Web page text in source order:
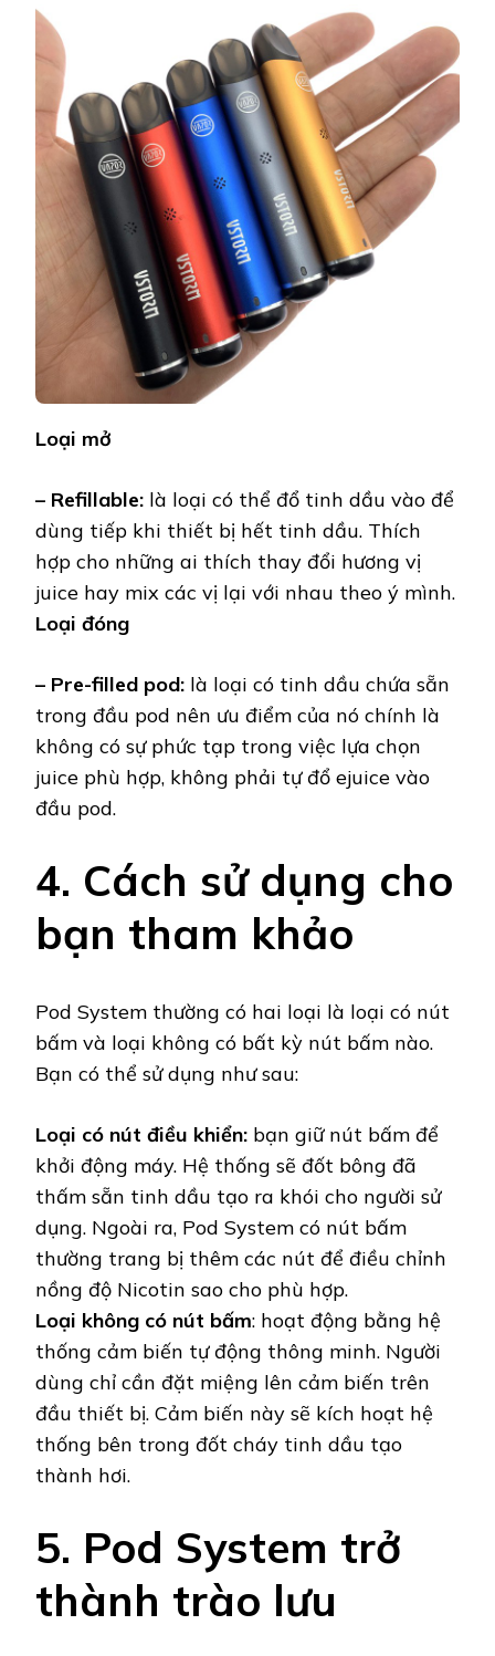
Loại mở
– Refillable: là loại có thể đổ tinh dầu vào để
dùng tiếp khi thiết bị hết tinh dầu. Thích
hợp cho những ai thích thay đổi hương vị
juice hay mix các vị lại với nhau theo ý mình.
Loại đóng
– Pre-filled pod: là loại có tinh dầu chứa sẵn
trong đầu pod nên ưu điểm của nó chính là
không có sự phức tạp trong việc lựa chọn
juice phù hợp, không phải tự đổ ejuice vào
đầu pod.
4. Cách sử dụng cho
bạn tham khảo
Pod System thường có hai loại là loại có nút
bấm và loại không có bất kỳ nút bấm nào.
Bạn có thể sử dụng như sau:
Loại có nút điều khiển: bạn giữ nút bấm để
khởi động máy. Hệ thống sẽ đốt bông đã
thấm sẵn tinh dầu tạo ra khói cho người sử
dụng. Ngoài ra, Pod System có nút bấm
thường trang bị thêm các nút để điều chỉnh
nồng độ Nicotin sao cho phù hợp.
Loại không có nút bấm: hoạt động bằng hệ
thống cảm biến tự động thông minh. Người
dùng chỉ cần đặt miệng lên cảm biến trên
đầu thiết bị. Cảm biến này sẽ kích hoạt hệ
thống bên trong đốt cháy tinh dầu tạo
thành hơi.
5. Pod System trở
thành trào lưu